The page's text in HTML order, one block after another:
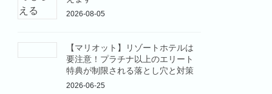
2026-08-05
【マリオット】リゾートホテルは
要注意！プラチナ以上のエリート
特典が制限される落とし穴と対策
2026-06-25